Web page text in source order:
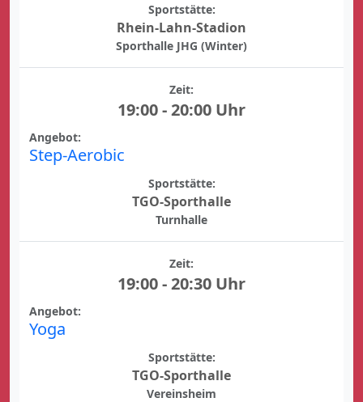
Sportstätte:
Rhein-Lahn-Stadion
Sporthalle JHG (Winter)
Zeit:
19:00 - 20:00 Uhr
Angebot:
Step-Aerobic
Sportstätte:
TGO-Sporthalle
Turnhalle
Zeit:
19:00 - 20:30 Uhr
Angebot:
Yoga
Sportstätte:
TGO-Sporthalle
Vereinsheim